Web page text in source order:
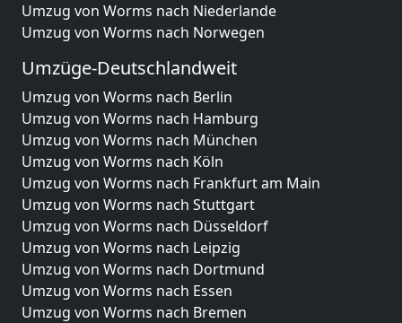
Umzug von Worms nach Niederlande
Umzug von Worms nach Norwegen
Umzüge-Deutschlandweit
Umzug von Worms nach Berlin
Umzug von Worms nach Hamburg
Umzug von Worms nach München
Umzug von Worms nach Köln
Umzug von Worms nach Frankfurt am Main
Umzug von Worms nach Stuttgart
Umzug von Worms nach Düsseldorf
Umzug von Worms nach Leipzig
Umzug von Worms nach Dortmund
Umzug von Worms nach Essen
Umzug von Worms nach Bremen